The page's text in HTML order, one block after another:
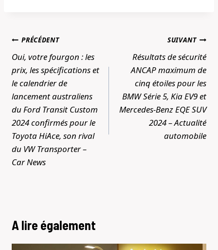
Navigation
de
l’article
PRÉCÉDENT
Oui, votre fourgon : les
prix, les spécifications et
le calendrier de
lancement australiens
du Ford Transit Custom
2024 confirmés pour le
Toyota HiAce, son rival
du VW Transporter –
Car News
SUIVANT
Résultats de sécurité
ANCAP maximum de
cinq étoiles pour les
BMW Série 5, Kia EV9 et
Mercedes-Benz EQE SUV
2024 – Actualité
automobile
A lire également